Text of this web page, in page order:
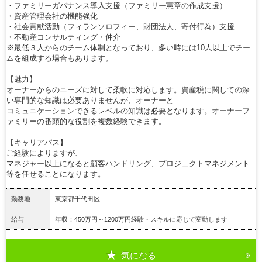
・ファミリーガバナンス導入支援（ファミリー憲章の作成支援）
・資産管理会社の機能強化
・社会貢献活動（フィランソロフィー、財団法人、寄付行為）支援
・不動産コンサルティング・仲介
※最低３人からのチーム体制となっており、多い時には10人以上でチー
ムを組成する場合もあります。
【魅力】
オーナーからのニーズに対して柔軟に対応します。資産税に関しての深
い専門的な知識は必要ありませんが、オーナーと
コミュニケーションできるレベルの知識は必要となります。オーナーフ
ァミリーの番頭的な役割を複数経験できます。
【キャリアパス】
ご経験によりますが、
マネジャー以上になると顧客ハンドリング、プロジェクトマネジメント
等を任せることになります。
勤務地 東京都千代田区
給与 年収：450万円～1200万円経験・スキルに応じて変動します
気になる